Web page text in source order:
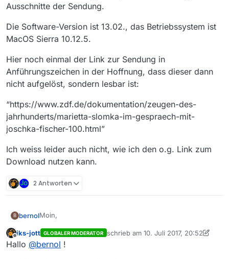
Ausschnitte der Sendung.
Die Software-Version ist 13.02., das Betriebssystem ist
MacOS Sierra 10.12.5.
Hier noch einmal der Link zur Sendung in
Anführungszeichen in der Hoffnung, dass dieser dann
nicht aufgelöst, sondern lesbar ist:
“https://www.zdf.de/dokumentation/zeugen-des-
jahrhunderts/marietta-slomka-im-gespraech-mit-
joschka-fischer-100.html”
Ich weiss leider auch nicht, wie ich den o.g. Link zum
Download nutzen kann.
2 Antworten
B bernolMoin,
in der ZDF-Mediathek ist der o.g Beitrag unter dem Link
Offline
iks-jott GLOBALER MODERATOR schrieb am 10. Juli 2017, 20:52
zuletzt editiert von iks-jott7. Okt.
Hallo @bernol !